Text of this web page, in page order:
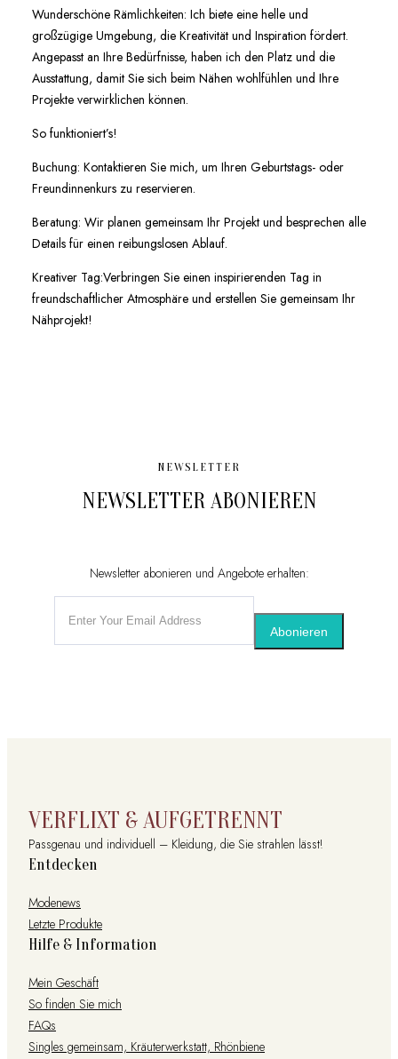
Wunderschöne Rämlichkeiten: Ich biete eine helle und
großzügige Umgebung, die Kreativität und Inspiration fördert.
Angepasst an Ihre Bedürfnisse, haben ich den Platz und die
Ausstattung, damit Sie sich beim Nähen wohlfühlen und Ihre
Projekte verwirklichen können.
So funktioniert’s!
Buchung: Kontaktieren Sie mich, um Ihren Geburtstags- oder
Freundinnenkurs zu reservieren.
Beratung: Wir planen gemeinsam Ihr Projekt und besprechen alle
Details für einen reibungslosen Ablauf.
Kreativer Tag:Verbringen Sie einen inspirierenden Tag in
freundschaftlicher Atmosphäre und erstellen Sie gemeinsam Ihr
Nähprojekt!
NEWSLETTER
NEWSLETTER ABONIEREN
Newsletter abonieren und Angebote erhalten:
Abonieren
VERFLIXT & AUFGETRENNT
Passgenau und individuell – Kleidung, die Sie strahlen lässt!
Entdecken
Modenews
Letzte Produkte
Hilfe & Information
Mein Geschäft
So finden Sie mich
FAQs
Singles gemeinsam, Kräuterwerkstatt, Rhönbiene